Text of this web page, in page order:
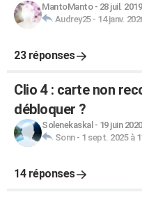
MantoManto- 28 juil.
Audrey25- 14 janv.
23 réponses
Clio 4 : carte non
débloquer ?
Solenekaskal - 19 juin
Sonn- 1 sept. 2025 à
14 réponses